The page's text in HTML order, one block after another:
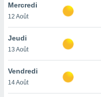
le
ainsi
un
la
du
Mercredi
12 Août
Jeudi
13 Août
Vendredi
14 Août